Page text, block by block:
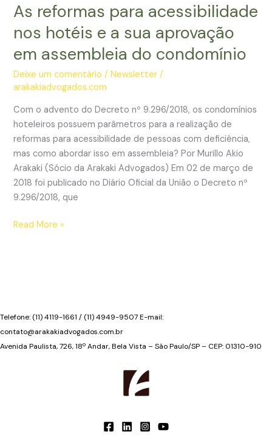
de
insalubridade
As reformas para acessibilidade
nos hotéis e a sua aprovação
em assembleia do condomínio
Deixe um comentário /Newsletter /
arakakiadvogados.com
Com o advento do Decreto nº 9.296/2018, os condomínios
hoteleiros possuem parâmetros para a realização de
reformas para acessibilidade de pessoas com deficiência,
mas como abordar isso em assembleia? Por Murillo Akio
Arakaki (Sócio da Arakaki Advogados) Em 02 de março de
2018 foi publicado no Diário Oficial da União o Decreto nº
9.296/2018, que
As
e
a
sua
Read More »
Telefone: (11) 4119-1661 / (11) 4949-9507 E-mail:
contato@arakakiadvogados.com.br
Avenida Paulista, 726, 18º Andar, Bela Vista – São Paulo/SP – CEP: 01310-910